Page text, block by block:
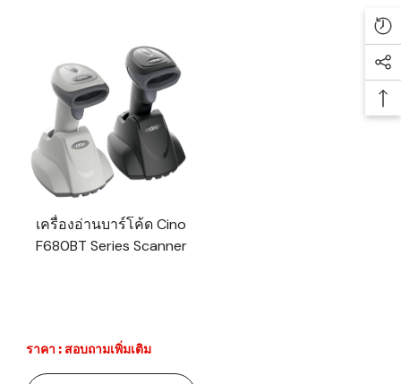
เครื่องอ่านบาร์โค้ด Cino
F680BT Series Scanner
ราคา : สอบถามเพิ่มเติม